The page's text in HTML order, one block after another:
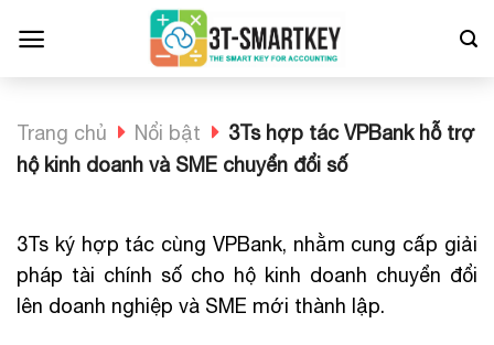
qua
Trang chủ Nổi bật
3Ts hợp tác VPBank hỗ trợ
hộ kinh doanh và SME chuyển đổi số
3Ts ký hợp tác cùng VPBank, nhằm cung cấp giải
pháp tài chính số cho hộ kinh doanh chuyển đổi
lên doanh nghiệp và SME mới thành lập.